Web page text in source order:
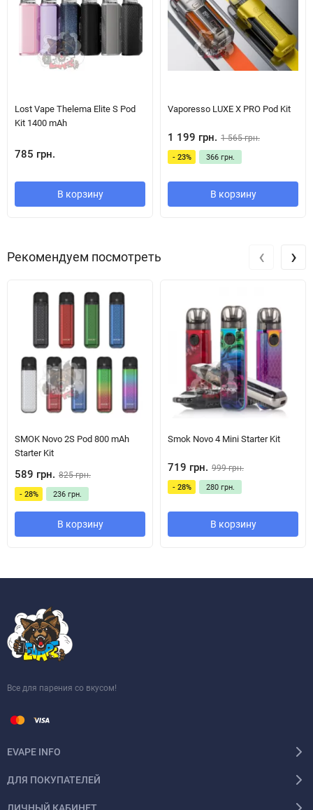
Дизайн
Відразу варто відзначити стильний та продуманий дизайн Suorin
Fero. Пристрій виконаний в ергономічній формі з використанням
преміальних матеріалів, таких як алюмінієвий сплав та PCTG.
кути і легка вага роблять його ідеальним для щоденного
використання. Крім того, це додає йому надії: при випадковому
падінні він точно не розлетиться на багато маленьких
шматочків.
А за допомогою ремінця, що йде в комплекті, Ви можете брати
новинку із собою куди завгодно.
рішень, що додає пристрою індивідуальності.
Акумулятор
Suorin Fero оснащений вбудованим акумулятором на 1000 мАг,
що забезпечує стабільну роботу протягом тривалого часу. Це
повністю зарядити пристрій за 40 хвилин, що значно скорочує
час простою.
Lost Vape Thelema Elite S Pod
Kit 1400 mAh
785 грн.
В корзину
Vaporesso LUXE X PRO Pod Kit
1 199 грн. 1 565 грн.
- 23% 366 грн.
В корзину
Рекомендуем посмотреть
SMOK Novo 2S Pod 800 mAh
Starter Kit
589 грн. 825 грн.
- 28% 236 грн.
В корзину
Smok Novo 4 Mini Starter Kit
719 грн. 999 грн.
- 28% 280 грн.
В корзину
‹ ›
Все для парения со вкусом!
EVAPE INFO
ДЛЯ ПОКУПАТЕЛЕЙ
ЛИЧНЫЙ КАБИНЕТ